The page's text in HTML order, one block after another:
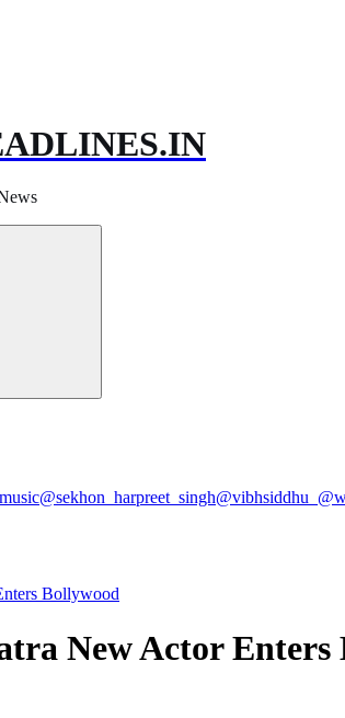
@sekhon_harpreet_singh@vibhsiddhu_
Bollywood
New Actor Enters